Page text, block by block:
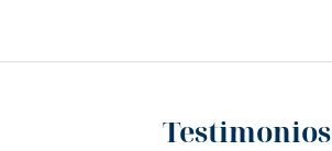
PEDESTRIAN ACCIDENTSTestimonios